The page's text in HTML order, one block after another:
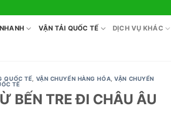
VẬN TẢI QUỐC TẾ DỊCH VỤ KHÁC
QUỐC TẾ, VẬN CHUYỂN HÀNG HÓA,VẬN CHUYỂN
TẾ
BẾN TRE ĐI CHÂU ÂU